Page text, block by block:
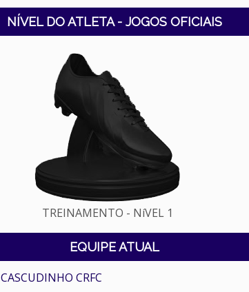
NÍVEL DO ATLETA - JOGOS OFICIAIS
TREINAMENTO - NíVEL 1
EQUIPE ATUAL
CASCUDINHO CRFC